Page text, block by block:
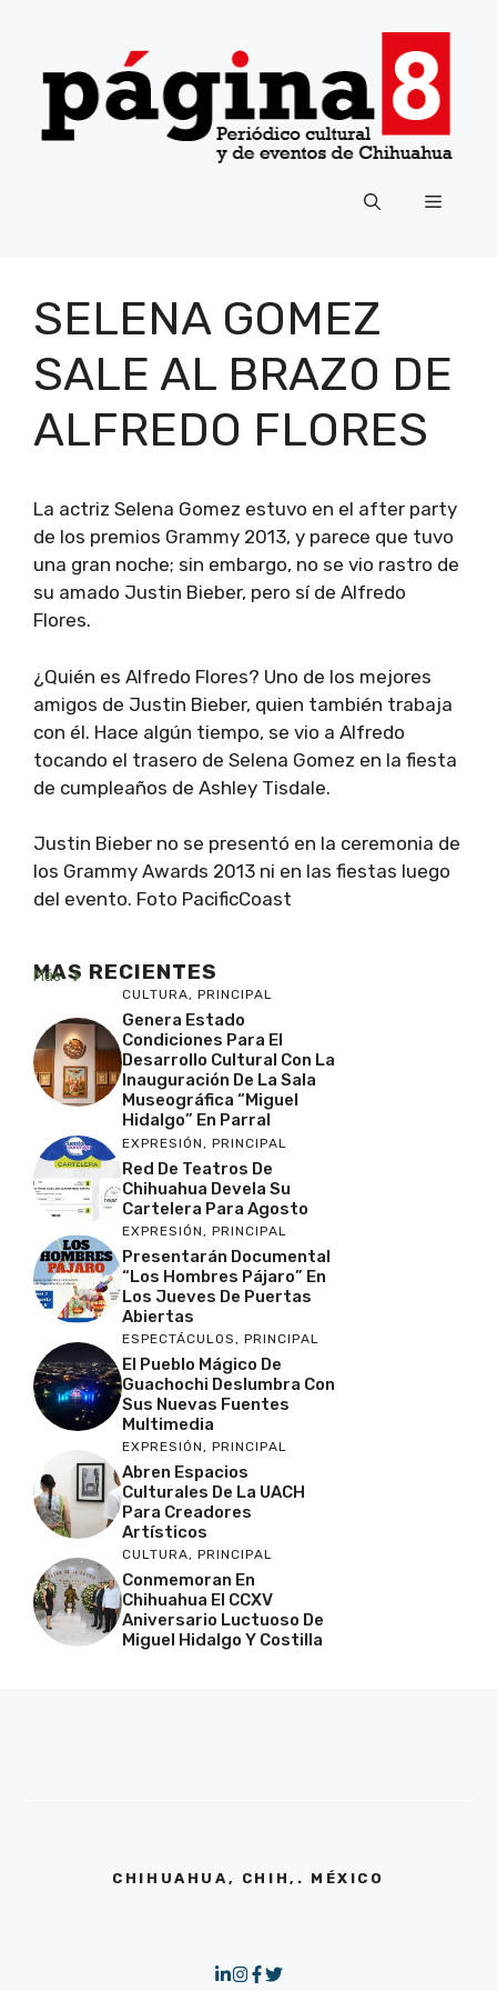
contenido
Menú
SELENA GOMEZ
SALE AL BRAZO DE
ALFREDO FLORES
La actriz Selena Gomez estuvo en el after party
de los premios Grammy 2013, y parece que tuvo
una gran noche; sin embargo, no se vio rastro de
su amado Justin Bieber, pero sí de Alfredo
Flores.
¿Quién es Alfredo Flores? Uno de los mejores
amigos de Justin Bieber, quien también trabaja
con él. Hace algún tiempo, se vio a Alfredo
tocando el trasero de Selena Gomez en la fiesta
de cumpleaños de Ashley Tisdale.
Justin Bieber no se presentó en la ceremonia de
los Grammy Awards 2013 ni en las fiestas luego
del evento. Foto PacificCoast
MAS RECIENTES
Más
CULTURA, PRINCIPAL
Genera Estado
Condiciones Para El
Desarrollo Cultural Con La
Inauguración De La Sala
Museográfica “Miguel
Hidalgo” En Parral
EXPRESIÓN , PRINCIPAL
Red De Teatros De
Chihuahua Devela Su
Cartelera Para Agosto
EXPRESIÓN, PRINCIPAL
Presentarán Documental
“Los Hombres Pájaro” En
Los Jueves De Puertas
Abiertas
ESPECTÁCULOS, PRINCIPAL
El Pueblo Mágico De
Guachochi Deslumbra Con
Sus Nuevas Fuentes
Multimedia
EXPRESIÓN, PRINCIPAL
Abren Espacios
Culturales De La UACH
Para Creadores
Artísticos
CULTURA, PRINCIPAL
Conmemoran En
Chihuahua El CCXV
Aniversario Luctuoso De
Miguel Hidalgo Y Costilla
CHIHUAHUA, CHIH,. MÉXICO